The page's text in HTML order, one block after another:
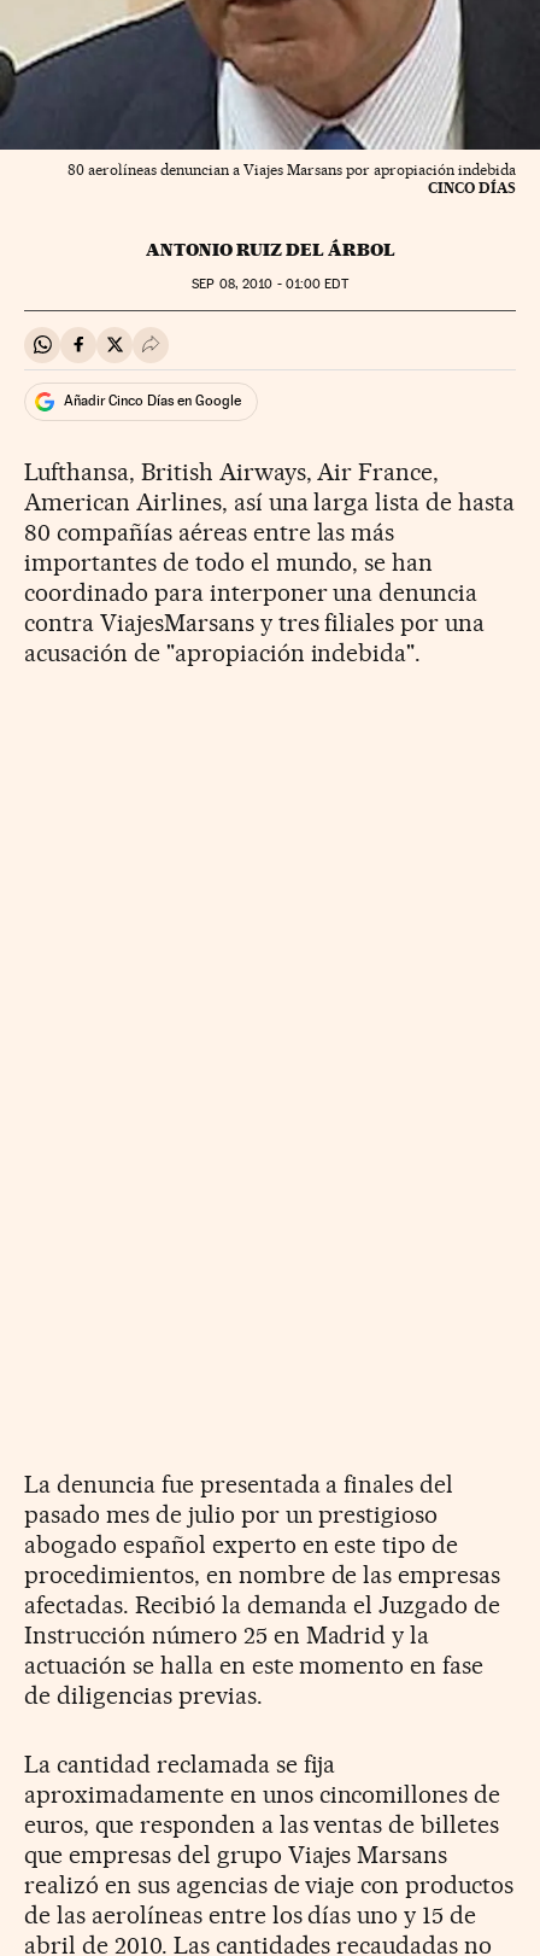
80 aerolíneas denuncian a Viajes Marsans por apropiación indebida
CINCO DÍAS
ANTONIO RUIZ DEL ÁRBOL
SEP 08, 2010 - 01:00 EDT
Compartir en Whatsapp
Compartir en Facebook
Compartir en Twitter
Desplegar Redes Sociales
Añadir Cinco Días en Google
Lufthansa, British Airways, Air France,
American Airlines, así una larga lista de hasta
80 compañías aéreas entre las más
importantes de todo el mundo, se han
coordinado para interponer una denuncia
contra ViajesMarsans y tres filiales por una
acusación de "apropiación indebida".
La denuncia fue presentada a finales del
pasado mes de julio por un prestigioso
abogado español experto en este tipo de
procedimientos, en nombre de las empresas
afectadas. Recibió la demanda el Juzgado de
Instrucción número 25 en Madrid y la
actuación se halla en este momento en fase
de diligencias previas.
La cantidad reclamada se fija
aproximadamente en unos cincomillones de
euros, que responden a las ventas de billetes
que empresas del grupo Viajes Marsans
realizó en sus agencias de viaje con productos
de las aerolíneas entre los días uno y 15 de
abril de 2010. Las cantidades recaudadas no